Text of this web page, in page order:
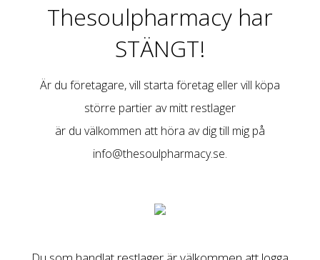
Thesoulpharmacy har
STÄNGT!
Är du företagare, vill starta företag eller vill köpa
större partier av mitt restlager
är du välkommen att höra av dig till mig på
info@thesoulpharmacy.se.